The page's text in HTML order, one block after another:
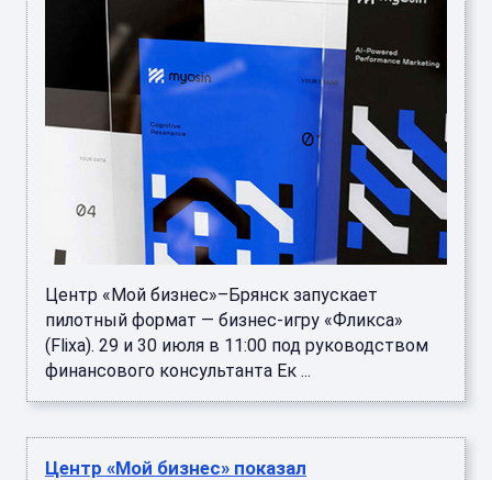
Центр «Мой бизнес»–Брянск запускает
пилотный формат — бизнес‑игру «Фликса»
(Flixa). 29 и 30 июля в 11:00 под руководством
финансового консультанта Ек ...
Центр «Мой бизнес» показал